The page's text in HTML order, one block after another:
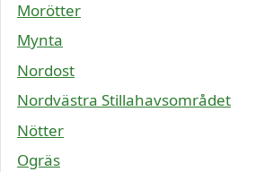
Morötter
Mynta
Nordost
Nordvästra Stillahavsområdet
Nötter
Ogräs